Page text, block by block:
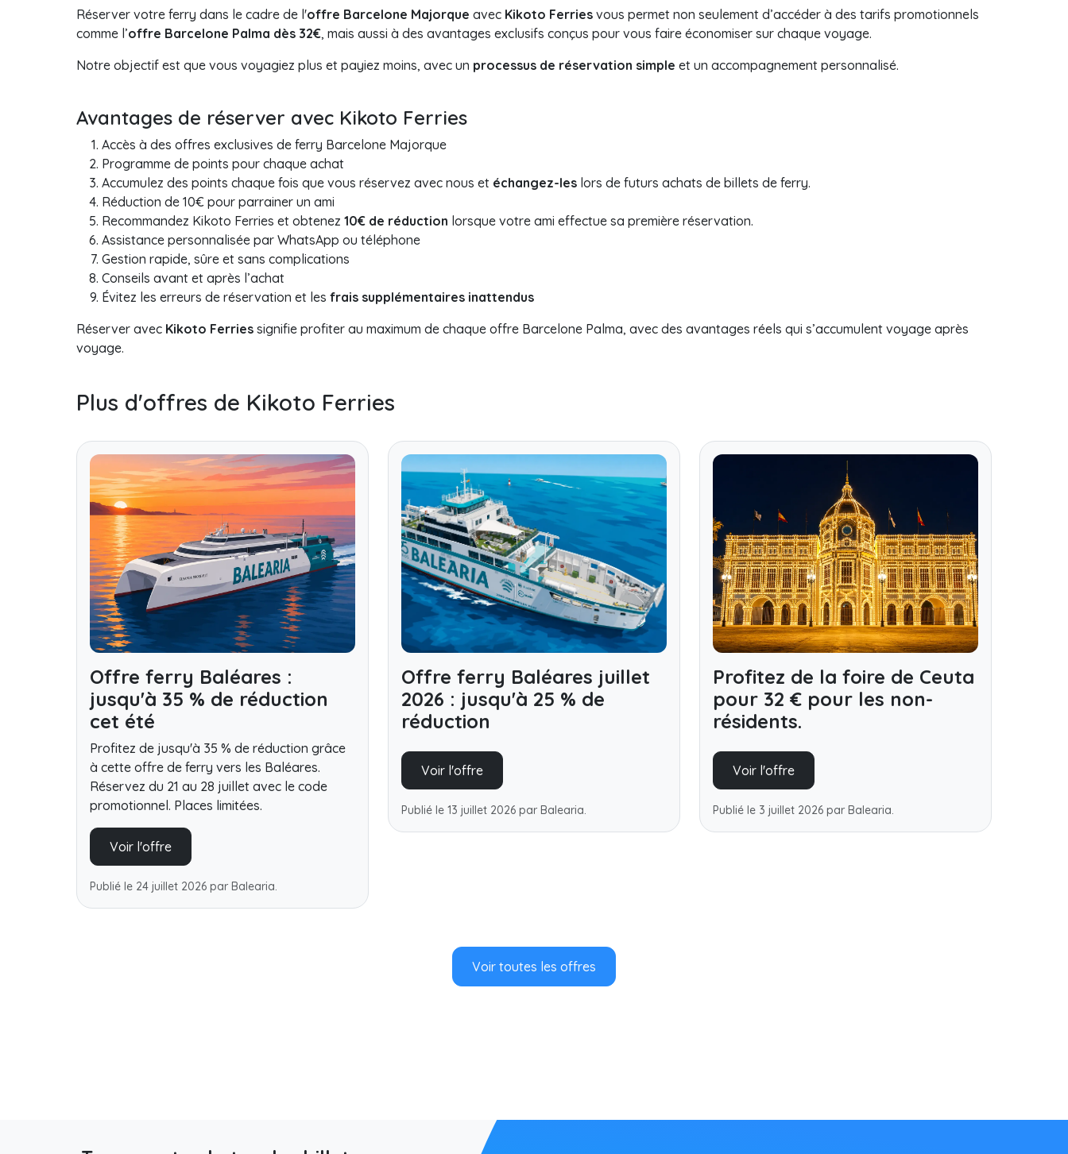
Réserver votre ferry dans le cadre de l'offre Barcelone Majorque avec Kikoto Ferries vous permet non seulement d’accéder à des tarifs promotionnels
comme l’offre Barcelone Palma dès 32€, mais aussi à des avantages exclusifs conçus pour vous faire économiser sur chaque voyage.
Notre objectif est que vous voyagiez plus et payiez moins, avec un processus de réservation simple et un accompagnement personnalisé.
Avantages de réserver avec Kikoto Ferries
Accès à des offres exclusives de ferry Barcelone Majorque
Programme de points pour chaque achat
Accumulez des points chaque fois que vous réservez avec nous et échangez-les lors de futurs achats de billets de ferry.
Réduction de 10€ pour parrainer un ami
Recommandez Kikoto Ferries et obtenez 10€ de réduction lorsque votre ami effectue sa première réservation.
Assistance personnalisée par WhatsApp ou téléphone
Gestion rapide, sûre et sans complications
Conseils avant et après l’achat
Évitez les erreurs de réservation et les frais supplémentaires inattendus
Réserver avec Kikoto Ferries signifie profiter au maximum de chaque offre Barcelone Palma, avec des avantages réels qui s’accumulent voyage après
voyage.
Plus d'offres de Kikoto Ferries
Offre ferry Baléares :
jusqu'à 35 % de réduction
cet été
Profitez de jusqu'à 35 % de réduction grâce
à cette offre de ferry vers les Baléares.
Réservez du 21 au 28 juillet avec le code
promotionnel. Places limitées.
Voir l'offre
Publié le 24 juillet 2026 par Balearia.
Offre ferry Baléares juillet
2026 : jusqu'à 25 % de
réduction
Voir l'offre
Publié le 13 juillet 2026 par Balearia.
Profitez de la foire de Ceuta
pour 32 € pour les non-
résidents.
Voir l'offre
Publié le 3 juillet 2026 par Balearia.
Voir toutes les offres